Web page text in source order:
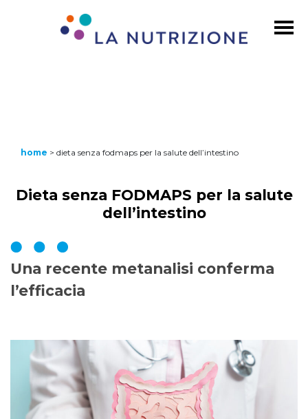
home > dieta senza fodmaps per la salute dell’intestino
Dieta senza FODMAPS per la salute
dell’intestino
Una recente metanalisi conferma
l’efficacia